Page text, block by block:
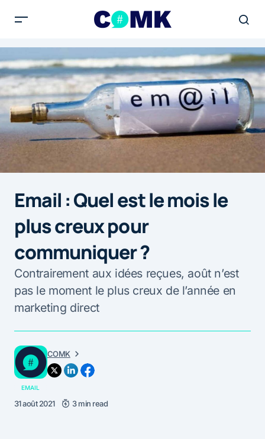
Email : Quel est le mois le
plus creux pour
communiquer ?
Contrairement aux idées reçues, août n’est
pas le moment le plus creux de l’année en
marketing direct
COMK
EMAIL
31 août 2021 3 min read